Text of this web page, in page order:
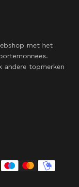
met het
andere topmerken